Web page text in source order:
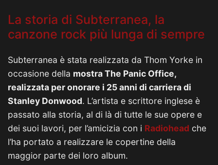
La storia di Subterranea, la
canzone rock più lunga di sempre
Subterranea è stata realizzata da Thom Yorke in
occasione della mostra The Panic Office,
realizzata per onorare i 25 anni di carriera di
Stanley Donwood. L’artista e scrittore inglese è
passato alla storia, al di là di tutte le sue opere e
dei suoi lavori, per l’amicizia con i Radiohead che
l’ha portato a realizzare le copertine della
maggior parte dei loro album.